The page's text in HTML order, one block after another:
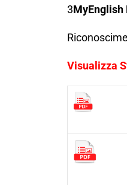
3MyEnglish
Visualizza